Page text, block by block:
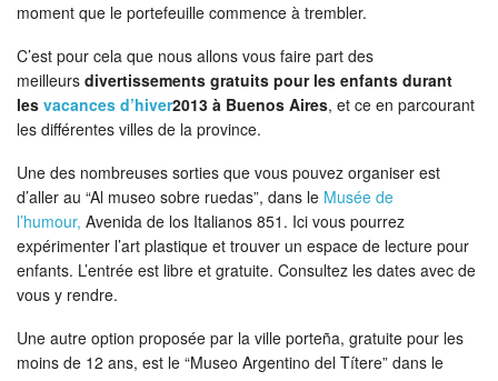
moment que le portefeuille commence à trembler.
C’est pour cela que nous allons vous faire part des
meilleurs divertissements gratuits pour les enfants durant
les vacances d’hiver2013 à Buenos Aires, et ce en parcourant
les différentes villes de la province.
Une des nombreuses sorties que vous pouvez organiser est
d’aller au “Al museo sobre ruedas”, dans le Musée de
l’humour, Avenida de los Italianos 851. Ici vous pourrez
expérimenter l’art plastique et trouver un espace de lecture pour
enfants. L’entrée est libre et gratuite. Consultez les dates avec de
vous y rendre.
Une autre option proposée par la ville porteña, gratuite pour les
moins de 12 ans, est le “Museo Argentino del Títere” dans le